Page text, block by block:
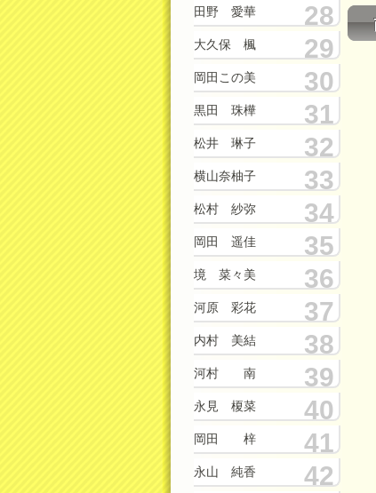
田野 愛華 28
大久保 楓 29
岡田この美 30
黒田 珠樺 31
松井 琳子 32
横山奈柚子 33
松村 紗弥 34
岡田 遥佳 35
境 菜々美 36
河原 彩花 37
内村 美結 38
河村 南 39
永見 榎菜 40
岡田 梓 41
永山 純香 42